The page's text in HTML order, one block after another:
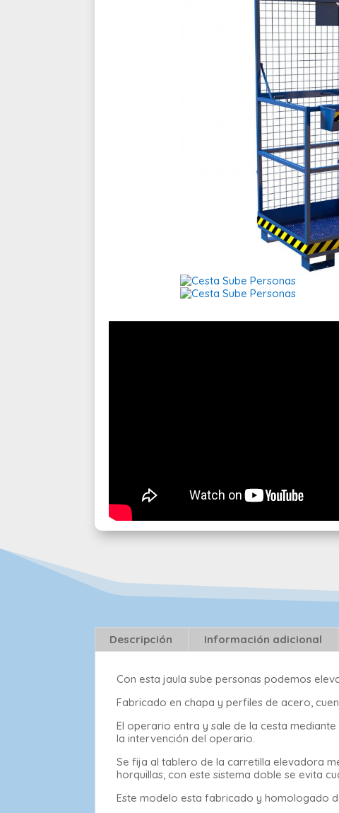
Descripción Información adicional
Con esta jaula sube personas podemos
Fabricado en chapa y perfiles de acero,
El operario entra y sale de la cesta
la intervención del operario.
Se fija al tablero de la carretilla elevadora
horquillas, con este sistema doble se evita
Este modelo esta fabricado y homologado